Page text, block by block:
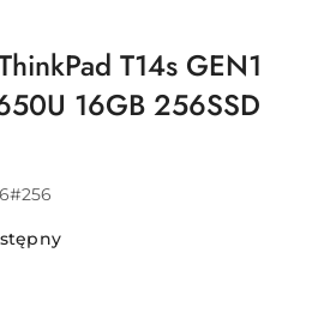
T14s GEN1
16GB 256SSD